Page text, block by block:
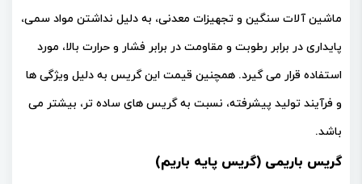
ماشین آلات سنگین و تجهیزات معدنی، به دلیل نداشتن مواد سمی،
پایداری در برابر رطوبت و مقاومت در برابر فشار و حرارت بالا، مورد
استفاده قرار می گیرد. همچنین قیمت این گریس به دلیل ویژگی ها
و فرآیند تولید پیشرفته، نسبت به گریس های ساده تر، بیشتر می
باشد.
گریس باریمی (گریس پایه باریم)